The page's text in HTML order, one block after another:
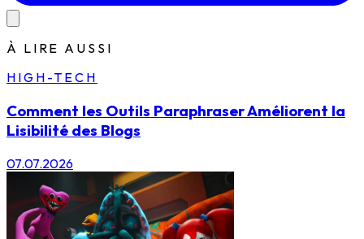
À LIRE AUSSI
HIGH-TECH
Comment les Outils Paraphraser Améliorent la
Lisibilité des Blogs
07.07.2026